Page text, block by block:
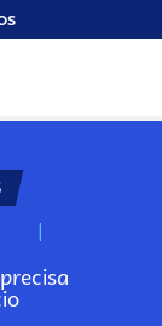
N